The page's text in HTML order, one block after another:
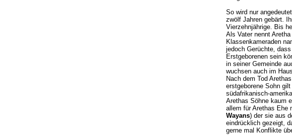
So wird nur
zwölf Jahren gebärt.
Vierzehnjährige. Bis
Als Vater nennt
Klassenkameraden
jedoch Gerüchte,
Erstgeborenen sein
in seiner Gemeinde
wuchsen auch im
Nach dem Tod
erstgeborene Sohn
südafrikanisch-
Arethas Söhne kaum
allem für Arethas Ehe
Wayans) der sie aus
eindrücklich gezeigt,
gerne mal Konflikte